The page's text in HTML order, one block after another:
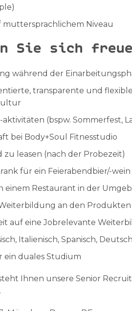
muttersprachlichem Niveau
Sie sich
während der
transparente und
(bspw. Sommerfest,
bei Body+Soul Fitnesstudio
zu leasen (nach der Probezeit)
für ein Feierabendbier/-wein
einem Restaurant in der
an den Produkten
auf eine Jobrelevante
Italienisch, Spanisch,
duales Studium
Ihnen unsere Senior